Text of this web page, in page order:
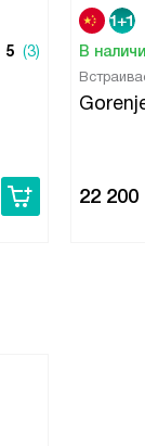
5 (3) В
22 200